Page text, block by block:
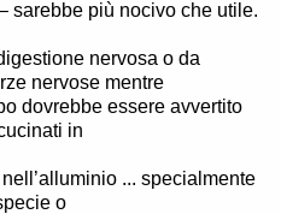
sarebbe più nocivo che utile.
nervosa o da
nervose mentre
dovrebbe essere avvertito
in
... specialmente
o